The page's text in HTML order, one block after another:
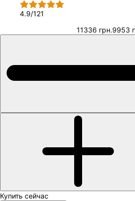
4.9/121
11336 грн.9953